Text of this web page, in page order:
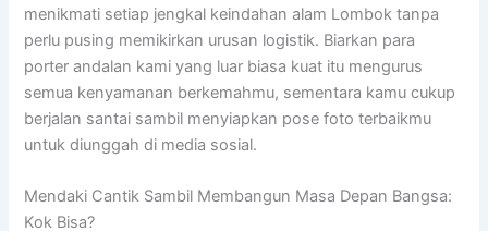
menikmati setiap jengkal keindahan alam Lombok tanpa
perlu pusing memikirkan urusan logistik. Biarkan para
porter andalan kami yang luar biasa kuat itu mengurus
semua kenyamanan berkemahmu, sementara kamu cukup
berjalan santai sambil menyiapkan pose foto terbaikmu
untuk diunggah di media sosial.
Mendaki Cantik Sambil Membangun Masa Depan Bangsa:
Kok Bisa?